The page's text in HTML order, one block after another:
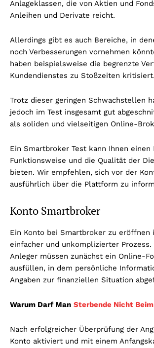
Anlageklassen, die von Aktien und
Anleihen und Derivate reicht.
Allerdings gibt es auch Bereiche, in
noch Verbesserungen vornehmen
haben beispielsweise die begrenzte
Kundendienstes zu Stoßzeiten kritisiert.
Trotz dieser geringen Schwachstellen
jedoch im Test insgesamt gut
als soliden und vielseitigen Online-
Ein Smartbroker Test kann Ihnen
Funktionsweise und die Qualität der
bieten. Wir empfehlen, sich vor der
ausführlich über die Plattform zu
Konto Smartbroker
Ein Konto bei Smartbroker zu eröffnen
einfacher und unkomplizierter
Anleger müssen zunächst ein Online-
ausfüllen, in dem persönliche
Angaben zur finanziellen Situation
Warum Darf Man Sterbende Nicht
Nach erfolgreicher Überprüfung der
Konto aktiviert und mit einem